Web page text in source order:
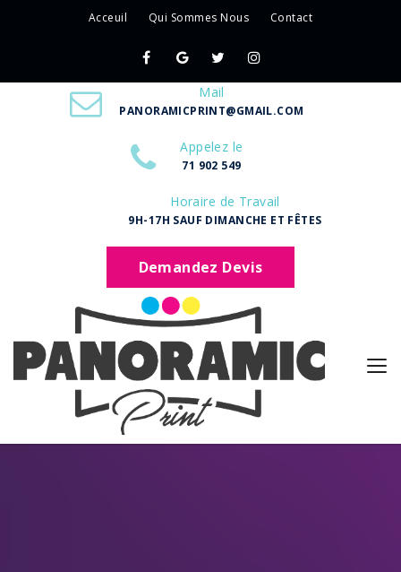
Acceuil Qui Sommes Nous Contact
Mail
PANORAMICPRINT@GMAIL.COM
Appelez le
71 902 549
Horaire de Travail
9H-17H SAUF DIMANCHE ET FÊTES
Demandez Devis